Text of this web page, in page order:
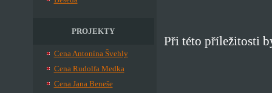
PROJEKTY
Cena Antonína Švehly
Cena Rudolfa Medka
Cena Jana Beneše
Při této příležitosti